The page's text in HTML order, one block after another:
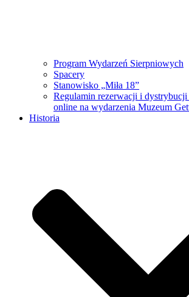
Program Wydarzeń Sierpniowych
Spacery
Stanowisko „Miła 18”
Regulamin rezerwacji i dystrybucji
online na wydarzenia Muzeum
Historia